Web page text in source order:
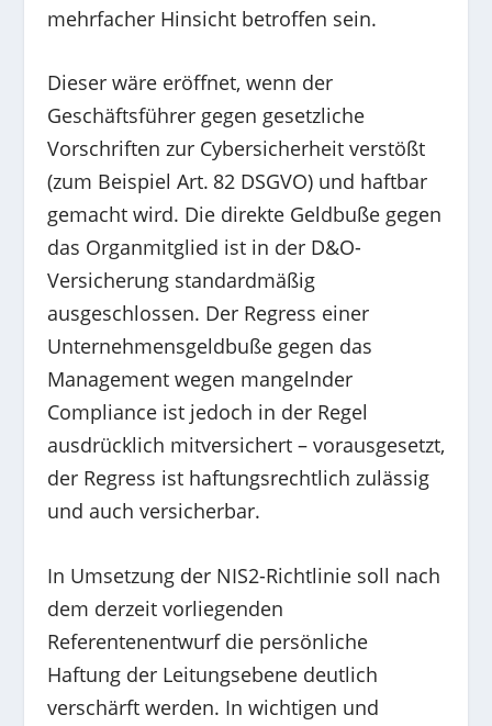
mehrfacher Hinsicht betroffen sein.
Dieser wäre eröffnet, wenn der
Geschäftsführer gegen gesetzliche
Vorschriften zur Cybersicherheit verstößt
(zum Beispiel Art. 82 DSGVO) und haftbar
gemacht wird. Die direkte Geldbuße gegen
das Organmitglied ist in der D&O-
Versicherung standardmäßig
ausgeschlossen. Der Regress einer
Unternehmensgeldbuße gegen das
Management wegen mangelnder
Compliance ist jedoch in der Regel
ausdrücklich mitversichert – vorausgesetzt,
der Regress ist haftungsrechtlich zulässig
und auch versicherbar.
In Umsetzung der NIS2-Richtlinie soll nach
dem derzeit vorliegenden
Referentenentwurf die persönliche
Haftung der Leitungsebene deutlich
verschärft werden. In wichtigen und